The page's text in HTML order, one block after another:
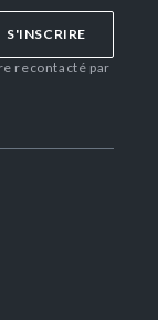
S'INSCRIRE
recontacté par